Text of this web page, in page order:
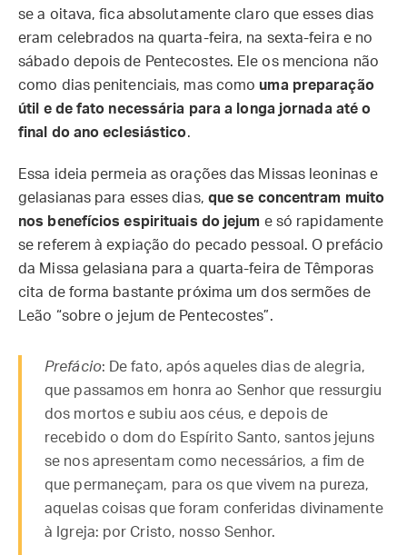
se a oitava, fica absolutamente claro que esses dias
eram celebrados na quarta-feira, na sexta-feira e no
sábado depois de Pentecostes. Ele os menciona não
como dias penitenciais, mas como uma preparação
útil e de fato necessária para a longa jornada até o
final do ano eclesiástico.
Essa ideia permeia as orações das Missas leoninas e
gelasianas para esses dias, que se concentram muito
nos benefícios espirituais do jejum e só rapidamente
se referem à expiação do pecado pessoal. O prefácio
da Missa gelasiana para a quarta-feira de Têmporas
cita de forma bastante próxima um dos sermões de
Leão “sobre o jejum de Pentecostes”.
Prefácio: De fato, após aqueles dias de alegria,
que passamos em honra ao Senhor que ressurgiu
dos mortos e subiu aos céus, e depois de
recebido o dom do Espírito Santo, santos jejuns
se nos apresentam como necessários, a fim de
que permaneçam, para os que vivem na pureza,
aquelas coisas que foram conferidas divinamente
à Igreja: por Cristo, nosso Senhor.